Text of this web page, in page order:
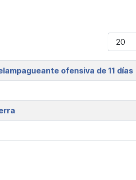
Display #
ofensiva de 11 días